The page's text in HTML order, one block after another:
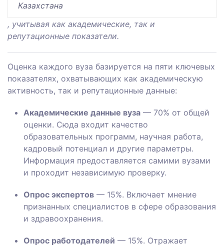
Казахстана
, учитывая как академические, так и
репутационные показатели.
Оценка каждого вуза базируется на пяти ключевых
показателях, охватывающих как академическую
активность, так и репутационные данные:
Академические данные вуза — 70% от общей
оценки. Сюда входит качество
образовательных программ, научная работа,
кадровый потенциал и другие параметры.
Информация предоставляется самими вузами
и проходит независимую проверку.
Опрос экспертов — 15%. Включает мнение
признанных специалистов в сфере образования
и здравоохранения.
Опрос работодателей — 15%. Отражает